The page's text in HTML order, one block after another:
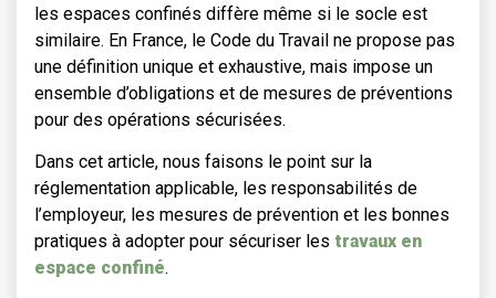
les espaces confinés diffère même si le socle est
similaire. En France, le Code du Travail ne propose pas
une définition unique et exhaustive, mais impose un
ensemble d’obligations et de mesures de préventions
pour des opérations sécurisées.
Dans cet article, nous faisons le point sur la
réglementation applicable, les responsabilités de
l’employeur, les mesures de prévention et les bonnes
pratiques à adopter pour sécuriser les travaux en
espace confiné.